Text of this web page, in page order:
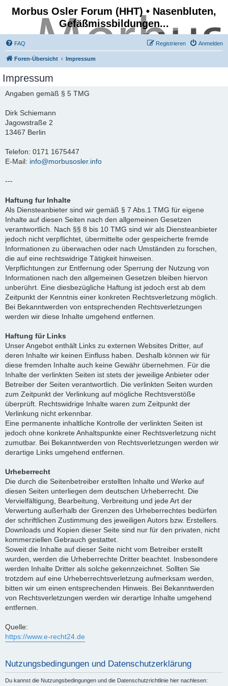
Morbus Osler Forum (HHT) • Nasenbluten,
Gefäßmissbildungen...
FAQ Anmelden
Registrieren
Foren-Übersicht Impressum
Impressum
Angaben gemäß § 5 TMG
Dirk Schiemann
Jagowstraße 2
13467 Berlin
Telefon: 0171 1675447
E-Mail: info@morbusosler.info
---
Haftung fur Inhalte
Als Diensteanbieter sind wir gemäß § 7 Abs.1 TMG für eigene
Inhalte auf diesen Seiten nach den allgemeinen Gesetzen
verantwortlich. Nach §§ 8 bis 10 TMG sind wir als Diensteanbieter
jedoch nicht verpflichtet, übermittelte oder gespeicherte fremde
Informationen zu überwachen oder nach Umständen zu forschen,
die auf eine rechtswidrige Tätigkeit hinweisen.
Verpflichtungen zur Entfernung oder Sperrung der Nutzung von
Informationen nach den allgemeinen Gesetzen bleiben hiervon
unberührt. Eine diesbezügliche Haftung ist jedoch erst ab dem
Zeitpunkt der Kenntnis einer konkreten Rechtsverletzung möglich.
Bei Bekanntwerden von entsprechenden Rechtsverletzungen
werden wir diese Inhalte umgehend entfernen.
Haftung für Links
Unser Angebot enthält Links zu externen Websites Dritter, auf
deren Inhalte wir keinen Einfluss haben. Deshalb können wir für
diese fremden Inhalte auch keine Gewähr übernehmen. Für die
Inhalte der verlinkten Seiten ist stets der jeweilige Anbieter oder
Betreiber der Seiten verantwortlich. Die verlinkten Seiten wurden
zum Zeitpunkt der Verlinkung auf mögliche Rechtsverstöße
überprüft. Rechtswidrige Inhalte waren zum Zeitpunkt der
Verlinkung nicht erkennbar.
Eine permanente inhaltliche Kontrolle der verlinkten Seiten ist
jedoch ohne konkrete Anhaltspunkte einer Rechtsverletzung nicht
zumutbar. Bei Bekanntwerden von Rechtsverletzungen werden wir
derartige Links umgehend entfernen.
Urheberrecht
Die durch die Seitenbetreiber erstellten Inhalte und Werke auf
diesen Seiten unterliegen dem deutschen Urheberrecht. Die
Vervielfältigung, Bearbeitung, Verbreitung und jede Art der
Verwertung außerhalb der Grenzen des Urheberrechtes bedürfen
der schriftlichen Zustimmung des jeweiligen Autors bzw. Erstellers.
Downloads und Kopien dieser Seite sind nur für den privaten, nicht
kommerziellen Gebrauch gestattet.
Soweit die Inhalte auf dieser Seite nicht vom Betreiber erstellt
wurden, werden die Urheberrechte Dritter beachtet. Insbesondere
werden Inhalte Dritter als solche gekennzeichnet. Sollten Sie
trotzdem auf eine Urheberrechtsverletzung aufmerksam werden,
bitten wir um einen entsprechenden Hinweis. Bei Bekanntwerden
von Rechtsverletzungen werden wir derartige Inhalte umgehend
entfernen.
Quelle:
https://www.e-recht24.de
Nutzungsbedingungen und Datenschutzerklärung
Du kannst die Nutzungsbedingungen und die Datenschutzrichtlinie hier nachlesen: